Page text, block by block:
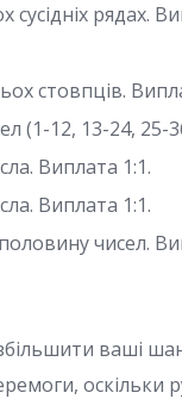
рядах.
стовпців.
(1-12, 13-24, 25-
Виплата 1:1.
Виплата 1:1.
чисел.
збільшити ваші
оскільки